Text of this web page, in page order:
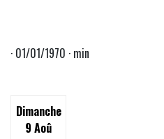
· 01/01/1970 · min
Dimanche
9 Aoû